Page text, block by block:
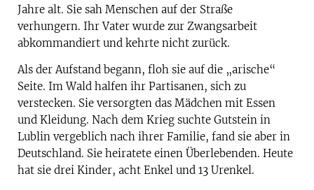
Jahre alt. Sie sah Menschen auf der Straße
verhungern. Ihr Vater wurde zur Zwangsarbeit
abkommandiert und kehrte nicht zurück.
Als der Aufstand begann, floh sie auf die „arische“
Seite. Im Wald halfen ihr Partisanen, sich zu
verstecken. Sie versorgten das Mädchen mit Essen
und Kleidung. Nach dem Krieg suchte Gutstein in
Lublin vergeblich nach ihrer Familie, fand sie aber in
Deutschland. Sie heiratete einen Überlebenden. Heute
hat sie drei Kinder, acht Enkel und 13 Urenkel.